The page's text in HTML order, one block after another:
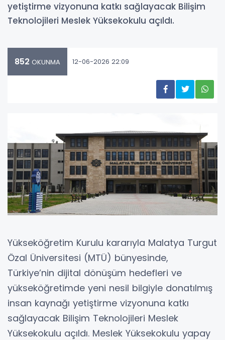
yetiştirme vizyonuna katkı sağlayacak Bilişim
Teknolojileri Meslek Yüksekokulu açıldı.
852 OKUNMA 12-06-2026 22:09
Yükseköğretim Kurulu kararıyla Malatya Turgut
Özal Üniversitesi (MTÜ) bünyesinde,
Türkiye’nin dijital dönüşüm hedefleri ve
yükseköğretimde yeni nesil bilgiyle donatılmış
insan kaynağı yetiştirme vizyonuna katkı
sağlayacak Bilişim Teknolojileri Meslek
Yüksekokulu açıldı. Meslek Yüksekokulu yapay